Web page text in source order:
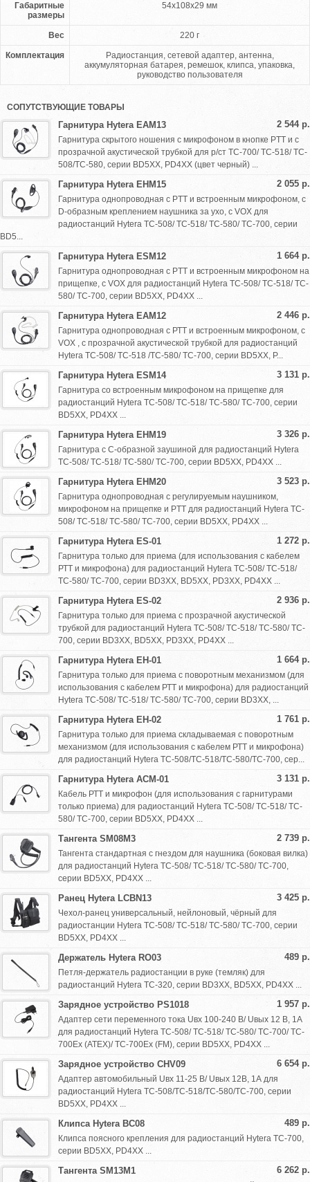
Габаритные
размеры
54х108х29 мм
Вес 220 г
Комплектация
Радиостанция, сетевой адаптер, антенна,
аккумуляторная батарея, ремешок, клипса, упаковка,
руководство пользователя
СОПУТСТВУЮЩИЕ ТОВАРЫ
2 544 р.
Гарнитура Hytera EAM13
Гарнитура скрытого ношения с микрофоном в кнопке PTT и с
прозрачной акустической трубкой для р/ст ТС-700/ TC-518/ TC-
508/TC-580, серии BD5XX, PD4XX (цвет черный) ...
2 055 р.
Гарнитура Hytera EHM15
Гарнитура однопроводная с PTT и встроенным микрофоном, с
D-образным креплением наушника за ухо, с VOX для
радиостанций Hytera TC-508/ TC-518/ TC-580/ TC-700, серии
BD5...
1 664 р.
Гарнитура Hytera ESM12
Гарнитура однопроводная с PTT и встроенным микрофоном на
прищепке, с VOX для радиостанций Hytera TC-508/ TC-518/ TC-
580/ TC-700, серии BD5XX, PD4XX ...
2 446 р.
Гарнитура Hytera EAM12
Гарнитура однопроводная с РТТ и встроенным микрофоном, с
VOX , с прозрачной акустической трубкой для радиостанций
Hytera TC-508/ TC-518 /TC-580/ TC-700, серии BD5XX, P...
3 131 р.
Гарнитура Hytera ESM14
Гарнитура со встроенным микрофоном на прищепке для
радиостанций Hytera TC-508/ TC-518/ TC-580/ TC-700, серии
BD5XX, PD4XX ...
3 326 р.
Гарнитура Hytera EHM19
Гарнитура с С-образной заушиной для радиостанций Hytera
TC-508/ TC-518/ TC-580/ TC-700, серии BD5XX, PD4XX ...
3 523 р.
Гарнитура Hytera EHM20
Гарнитура однопроводная с регулируемым наушником,
микрофоном на прищепке и PTT для радиостанций Hytera TC-
508/ TC-518/ TC-580/ TC-700, серии BD5XX, PD4XX ...
1 272 р.
Гарнитура Hytera ES-01
Гарнитура только для приема (для использования с кабелем
РТТ и микрофона) для радиостанций Hytera TC-508/ TC-518/
TC-580/ TC-700, серии BD3XX, BD5XX, PD3XX, PD4XX ...
2 936 р.
Гарнитура Hytera ES-02
Гарнитура только для приема с прозрачной акустической
трубкой для радиостанций Hytera TC-508/ TC-518/ TC-580/ TC-
700, серии BD3XX, BD5XX, PD3XX, PD4XX ...
1 664 р.
Гарнитура Hytera EH-01
Гарнитура только для приема с поворотным механизмом (для
использования с кабелем РТТ и микрофона) для радиостанций
Hytera TC-508/ TC-518/ TC-580/ TC-700, серии BD3XX, ...
1 761 р.
Гарнитура Hytera EH-02
Гарнитура только для приема складываемая с поворотным
механизмом (для использования с кабелем РТТ и микрофона)
для радиостанций Hytera TC-508/TC-518/TC-580/TC-700, сер...
3 131 р.
Гарнитура Hytera ACM-01
Кабель РТТ и микрофон (для использования с гарнитурами
только приема) для радиостанций Hytera TC-508/ TC-518/ TC-
580/ TC-700, серии BD5XX, PD4XX ...
2 739 р.
Тангента SM08M3
Тангента стандартная с гнездом для наушника (боковая вилка)
для радиостанций Hytera TC-508/ TC-518/ TC-580/ TC-700,
серии BD5XX, PD4XX ...
3 425 р.
Ранец Hytera LCBN13
Чехол-ранец универсальный, нейлоновый, чёрный для
радиостанции Hytera TC-508/ TC-518/ TC-580/ TC-700, серии
BD5XX, PD4XX ...
489 р.
Держатель Hytera RO03
Петля-держатель радиостанции в руке (темляк) для
радиостанций Hytera TC-320, серии BD3XX, BD5XX, PD4XX ...
1 957 р.
Зарядное устройство PS1018
Адаптер сети переменного тока Uвх 100-240 В/ Uвых 12 В, 1А
для радиостанций Hytera TC-508/ TC-518/ TC-580/ TC-700/ TC-
700Ex (ATEX)/ TC-700Ex (FM), серии BD5XX, PD4XX ...
6 654 р.
Зарядное устройство CHV09
Адаптер автомобильный Uвх 11-25 В/ Uвых 12В, 1А для
радиостанций Hytera TC-508/TC-518/TC-580/TC-700, серии
BD5XX, PD4XX ...
489 р.
Клипса Hytera BC08
Клипса поясного крепления для радиостанций Hytera TC-700,
серии BD5XX, PD4XX ...
6 262 р.
Тангента SM13M1